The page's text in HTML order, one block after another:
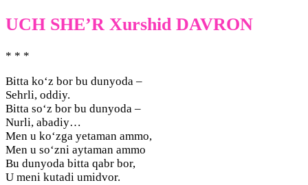
UCH SHE’R Xurshid DAVRON
* * *
Bitta ko‘z bor bu dunyoda –
Sehrli, oddiy.
Bitta so‘z bor bu dunyoda –
Nurli, abadiy…
Men u ko‘zga yetaman ammo,
Men u so‘zni aytaman ammo
Bu dunyoda bitta qabr bor,
U meni kutadi umidvor.